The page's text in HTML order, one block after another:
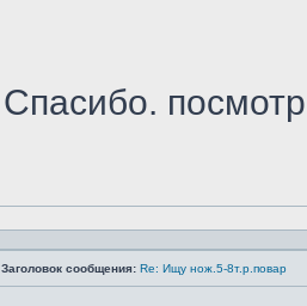
Спасибо.
Заголовок сообщения: Re: Ищу нож.5-8т.р.повар